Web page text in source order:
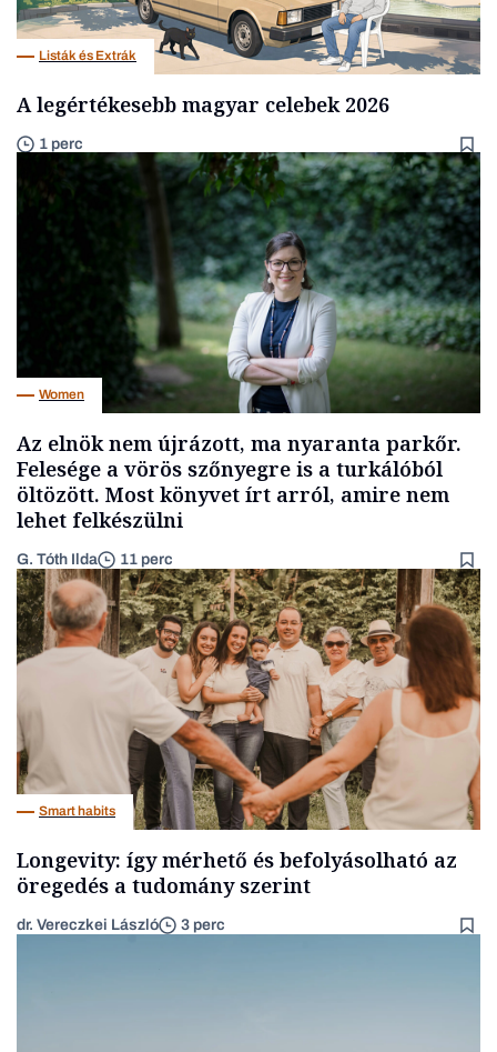
Listák és Extrák
A legértékesebb magyar celebek 2026
1 perc
Women
Az elnök nem újrázott, ma nyaranta parkőr.
Felesége a vörös szőnyegre is a turkálóból
öltözött. Most könyvet írt arról, amire nem
lehet felkészülni
G. Tóth Ilda 11 perc
Smart habits
Longevity: így mérhető és befolyásolható az
öregedés a tudomány szerint
dr. Vereczkei László 3 perc